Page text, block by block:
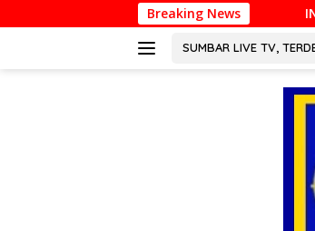
ke
Breaking News
INCOILS 2026 Resmi
SUMBAR LIVE TV,